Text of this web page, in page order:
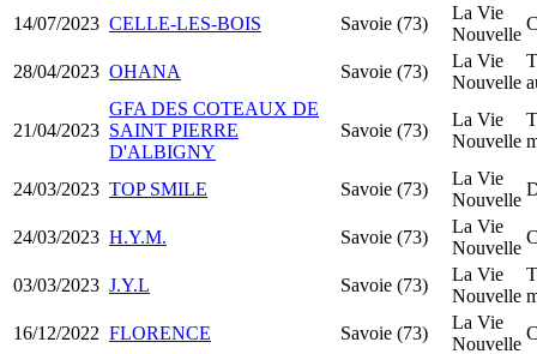
14/07/2023 CELLE-LES-BOIS Savoie (73)
La Vie
Nouvelle
28/04/2023 OHANA Savoie (73)
La Vie
Nouvelle
21/04/2023
GFA DES COTEAUX DE
SAINT PIERRE
D'ALBIGNY
Savoie (73)
La Vie
Nouvelle
24/03/2023 TOP SMILE Savoie (73)
La Vie
Nouvelle
24/03/2023 H.Y.M. Savoie (73)
La Vie
Nouvelle
03/03/2023 J.Y.L Savoie (73)
La Vie
Nouvelle
16/12/2022 FLORENCE Savoie (73)
La Vie
Nouvelle